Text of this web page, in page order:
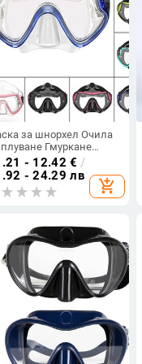
за шнорхел Очила
Гмуркане
пола
стъкло Len Wide
Обучение с капак за
Регулируема каишка
- 12.42 € /
- 24.29 лв
add_shopping_cart